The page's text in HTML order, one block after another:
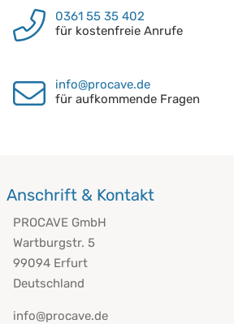
0361 55 35 402
für kostenfreie Anrufe
info@procave.de
für aufkommende Fragen
Anschrift & Kontakt
PROCAVE GmbH
Wartburgstr. 5
99094 Erfurt
Deutschland
info@procave.de